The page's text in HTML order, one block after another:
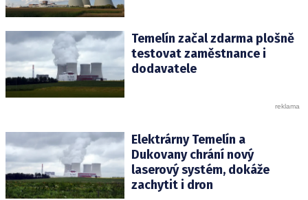
Temelín začal zdarma plošně
testovat zaměstnance i
dodavatele
Elektrárny Temelín a
Dukovany chrání nový
laserový systém, dokáže
zachytit i dron